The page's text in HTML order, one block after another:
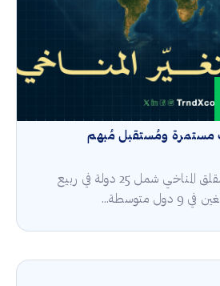
مستمرة ومُستقبل مُبهم
كشف مسح عالمي عن القلق المناخي شمل 25 دولة في ربيع